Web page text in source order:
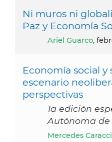
Ni muros ni
Paz y Economía
Ariel Guarco,
Economía social y
escenario
perspectivas
1a edición
Autónoma de
Mercedes